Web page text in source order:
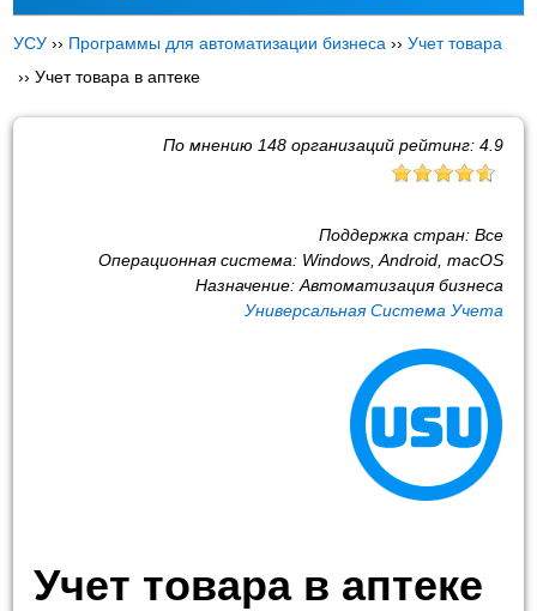
УСУ ›› Программы для автоматизации бизнеса ››Учет товара
››Учет товара в аптеке
По мнению 148организаций рейтинг: 4.9
Поддержка стран: Все
Операционная система: Windows, Android, macOS
Назначение: Автоматизация бизнеса
Универсальная Система Учета
Учет товара в аптеке